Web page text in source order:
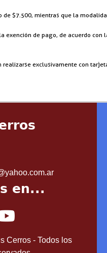
$7.500, mientras que la
exención de pago, de acuerdo con
realizarse exclusivamente con
en...
Cerros - Todos los